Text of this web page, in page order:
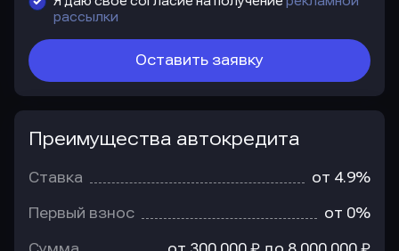
рассылки
Оставить заявку
Преимущества автокредита
Ставка от 4.9%
Первый взнос от 0%